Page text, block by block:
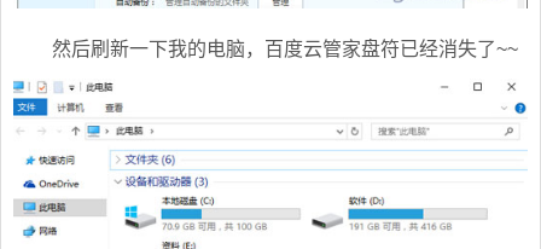
然后刷新一下我的电脑，百度云管家盘符已经消失了~~